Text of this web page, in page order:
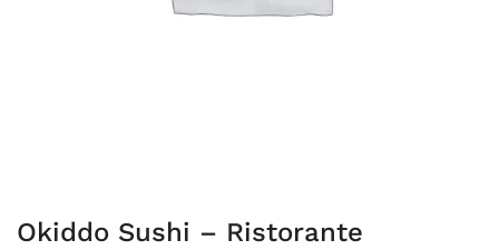
Okiddo Sushi – Ristorante